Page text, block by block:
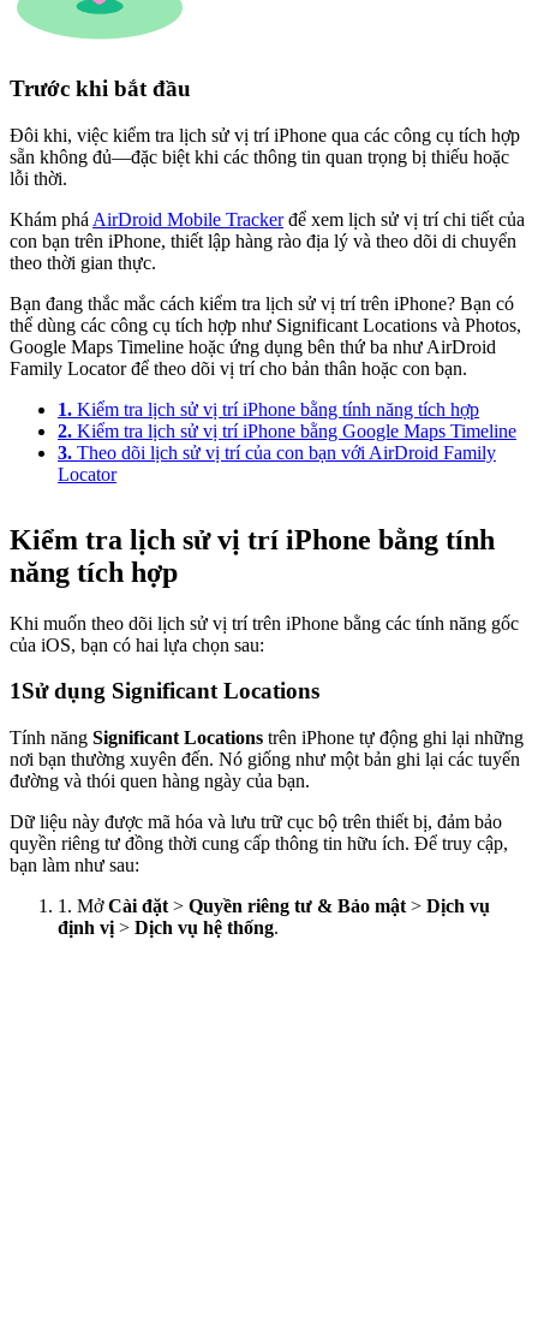
Trước khi bắt đầu
Đôi khi, việc kiểm tra lịch sử vị trí iPhone qua các công cụ tích hợp
sẵn không đủ—đặc biệt khi các thông tin quan trọng bị thiếu hoặc
lỗi thời.
Khám phá AirDroid Mobile Tracker để xem lịch sử vị trí chi tiết của
con bạn trên iPhone, thiết lập hàng rào địa lý và theo dõi di chuyển
theo thời gian thực.
Bạn đang thắc mắc cách kiểm tra lịch sử vị trí trên iPhone? Bạn có
thể dùng các công cụ tích hợp như Significant Locations và Photos,
Google Maps Timeline hoặc ứng dụng bên thứ ba như AirDroid
Family Locator để theo dõi vị trí cho bản thân hoặc con bạn.
1. Kiểm tra lịch sử vị trí iPhone bằng tính năng tích hợp
2. Kiểm tra lịch sử vị trí iPhone bằng Google Maps Timeline
3. Theo dõi lịch sử vị trí của con bạn với AirDroid Family
Locator
Kiểm tra lịch sử vị trí iPhone bằng tính
năng tích hợp
Khi muốn theo dõi lịch sử vị trí trên iPhone bằng các tính năng gốc
của iOS, bạn có hai lựa chọn sau:
1Sử dụng Significant Locations
Tính năng Significant Locations trên iPhone tự động ghi lại những
nơi bạn thường xuyên đến. Nó giống như một bản ghi lại các tuyến
đường và thói quen hàng ngày của bạn.
Dữ liệu này được mã hóa và lưu trữ cục bộ trên thiết bị, đảm bảo
quyền riêng tư đồng thời cung cấp thông tin hữu ích. Để truy cập,
bạn làm như sau:
1. MởCài đặt > Quyền riêng tư & Bảo mật > Dịch vụ
định vị > Dịch vụ hệ thống.